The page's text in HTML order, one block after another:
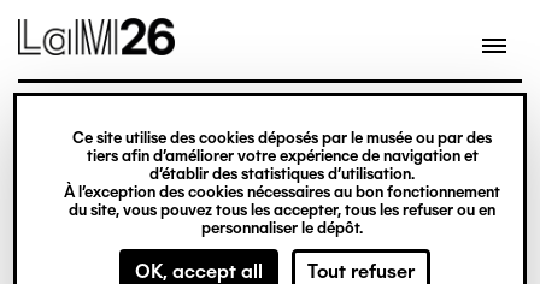
Gestion des cookies
Ce site utilise des cookies déposés par le musée ou par des
tiers afin d’améliorer votre expérience de navigation et
d’établir des statistiques d’utilisation.
À l’exception des cookies nécessaires au bon fonctionnement
du site, vous pouvez tous les accepter, tous les refuser ou en
personnaliser le dépôt.
OK, accept all Tout refuser
Skip
main
content
exhibition
From 20 February 2026
to 31 December 2027
Obsession
Ticket office